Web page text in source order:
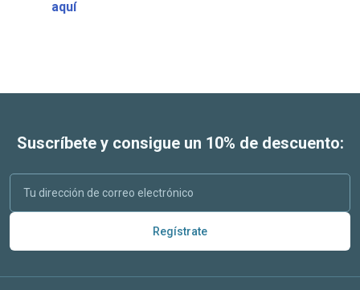
aquí
Suscríbete y consigue un 10% de descuento:
Regístrate